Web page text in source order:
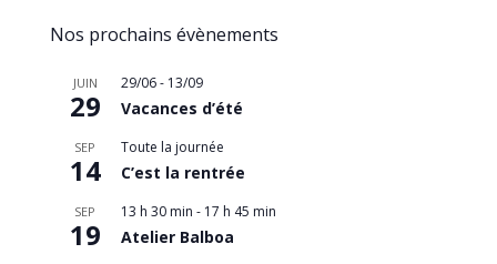
Nos prochains évènements
JUIN
29
29/06- 13/09
Vacances d’été
SEP
14
Toute la journée
C’est la rentrée
SEP
19
13 h 30 min - 17 h 45 min
Atelier Balboa